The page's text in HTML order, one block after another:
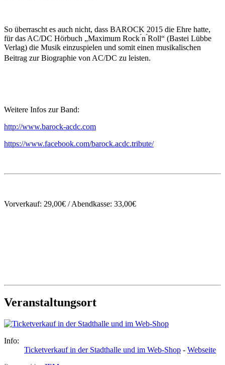
So überrascht es auch nicht, dass BAROCK 2015 die Ehre hatte,
für das AC/DC Hörbuch „Maximum Rock ́n ́Roll“ (Bastei Lübbe
Verlag) die Musik einzuspielen und somit einen musikalischen
Beitrag zur Biographie von AC/DC zu leisten.
Weitere Infos zur Band:
http://www.barock-acdc.com
https://www.facebook.com/barock.acdc.tribute/
Vorverkauf: 29,00€ / Abendkasse: 33,00€
Veranstaltungsort
Info:
Ticketverkauf in der Stadthalle und im Web-Shop - Webseite